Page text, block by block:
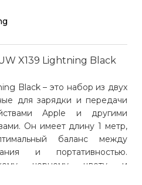
X139 Lightning Black
Black – это набор из двух
для зарядки и передачи
Apple и другими
Он имеет длину 1 метр,
баланс между
и портативностью.
черному цвету и
этот кабель гармонично